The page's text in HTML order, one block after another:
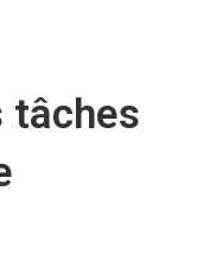
tâches